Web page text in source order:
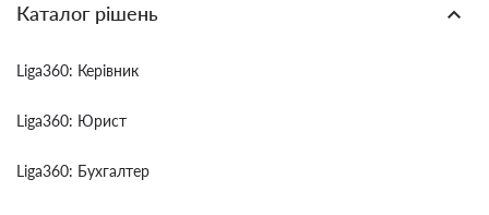
Каталог рішень
Liga360: Керівник
Liga360: Юрист
Liga360: Бухгалтер